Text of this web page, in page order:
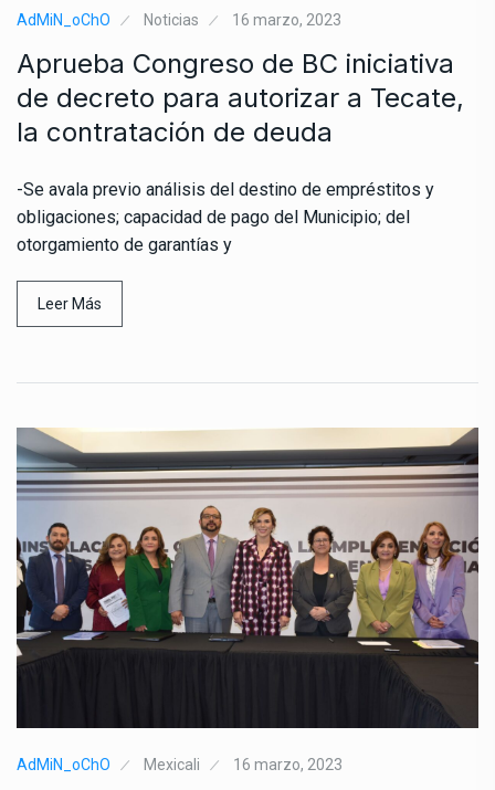
AdMiN_oChO Noticias 16 marzo, 2023
Aprueba Congreso de BC iniciativa
de decreto para autorizar a Tecate,
la contratación de deuda
-Se avala previo análisis del destino de empréstitos y
obligaciones; capacidad de pago del Municipio; del
otorgamiento de garantías y
Leer Más
AdMiN_oChO Mexicali 16 marzo, 2023